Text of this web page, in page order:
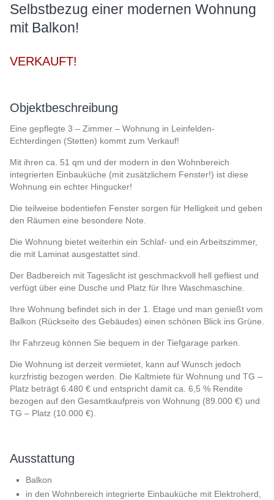
Selbstbezug einer modernen Wohnung
mit Balkon!
VERKAUFT!
Objektbeschreibung
Eine gepflegte 3 – Zimmer – Wohnung in Leinfelden-
Echterdingen (Stetten) kommt zum Verkauf!
Mit ihren ca. 51 qm und der modern in den Wohnbereich
integrierten Einbauküche (mit zusätzlichem Fenster!) ist diese
Wohnung ein echter Hingucker!
Die teilweise bodentiefen Fenster sorgen für Helligkeit und geben
den Räumen eine besondere Note.
Die Wohnung bietet weiterhin ein Schlaf- und ein Arbeitszimmer,
die mit Laminat ausgestattet sind.
Der Badbereich mit Tageslicht ist geschmackvoll hell gefliest und
verfügt über eine Dusche und Platz für Ihre Waschmaschine.
Ihre Wohnung befindet sich in der 1. Etage und man genießt vom
Balkon (Rückseite des Gebäudes) einen schönen Blick ins Grüne.
Ihr Fahrzeug können Sie bequem in der Tiefgarage parken.
Die Wohnung ist derzeit vermietet, kann auf Wunsch jedoch
kurzfristig bezogen werden. Die Kaltmiete für Wohnung und TG –
Platz beträgt 6.480 € und entspricht damit ca. 6,5 % Rendite
bezogen auf den Gesamtkaufpreis von Wohnung (89.000 €) und
TG – Platz (10.000 €).
Ausstattung
Balkon
in den Wohnbereich integrierte Einbauküche mit Elektroherd,